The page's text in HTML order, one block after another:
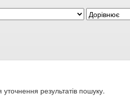
результатів пошуку.